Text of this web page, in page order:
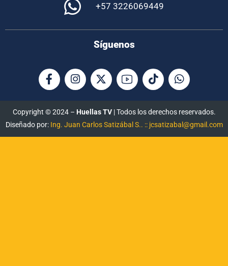
+57 3226069449
Síguenos
Copyright © 2024 – Huellas TV| Todos los derechos reservados.
Diseñado por: Ing. Juan Carlos Satizábal S.. :: jcsatizabal@gmail.com